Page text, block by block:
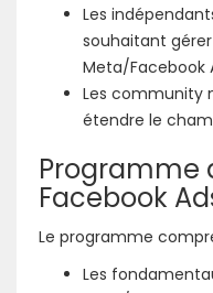
Les
souhaitant
Meta/Facebook
Les community
étendre le
Programme
Facebook
Le programme
Les